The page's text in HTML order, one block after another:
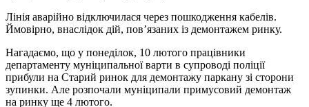
Лінія аварійно відключилася через пошкодження кабелів.
Ймовірно, внаслідок дій, пов’язаних із демонтажем ринку.
Нагадаємо, що у понеділок, 10 лютого працівники
департаменту муніципальної варти в супроводі поліції
прибули на Старий ринок для демонтажу паркану зі сторони
зупинки. Але розпочали муніципали примусовий демонтаж
на ринку ще 4 лютого.